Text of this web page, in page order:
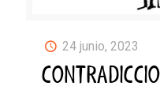
24 junio, 2023